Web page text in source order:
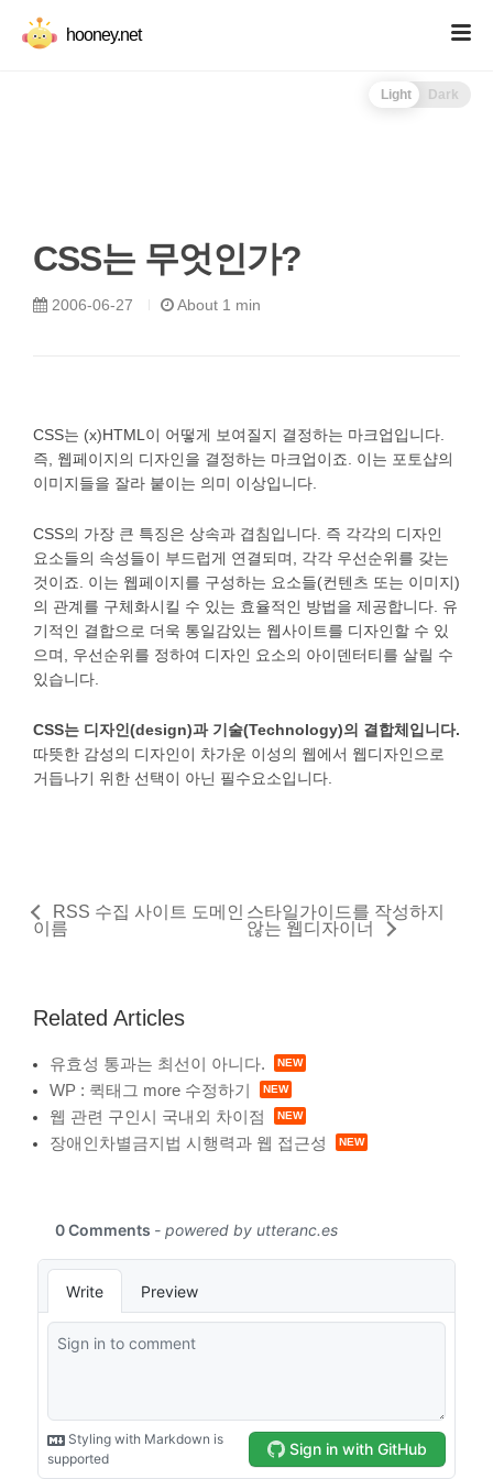
hooney.net
Light Dark
CSS는 무엇인가?
2006-06-27 About 1 min
CSS는 (x)HTML이 어떻게 보여질지 결정하는 마크업입니다.
즉, 웹페이지의 디자인을 결정하는 마크업이죠. 이는 포토샵의
이미지들을 잘라 붙이는 의미 이상입니다.
CSS의 가장 큰 특징은 상속과 겹침입니다. 즉 각각의 디자인
요소들의 속성들이 부드럽게 연결되며, 각각 우선순위를 갖는
것이죠. 이는 웹페이지를 구성하는 요소들(컨텐츠 또는 이미지)
의 관계를 구체화시킬 수 있는 효율적인 방법을 제공합니다. 유
기적인 결합으로 더욱 통일감있는 웹사이트를 디자인할 수 있
으며, 우선순위를 정하여 디자인 요소의 아이덴터티를 살릴 수
있습니다.
CSS는 디자인(design)과 기술(Technology)의 결합체입니다.
따뜻한 감성의 디자인이 차가운 이성의 웹에서 웹디자인으로
거듭나기 위한 선택이 아닌 필수요소입니다.
RSS 수집 사이트 도메인
이름
스타일가이드를 작성하지
않는 웹디자이너
Related Articles
유효성 통과는 최선이 아니다.
WP : 퀵태그 more 수정하기
웹 관련 구인시 국내외 차이점
장애인차별금지법 시행력과 웹 접근성